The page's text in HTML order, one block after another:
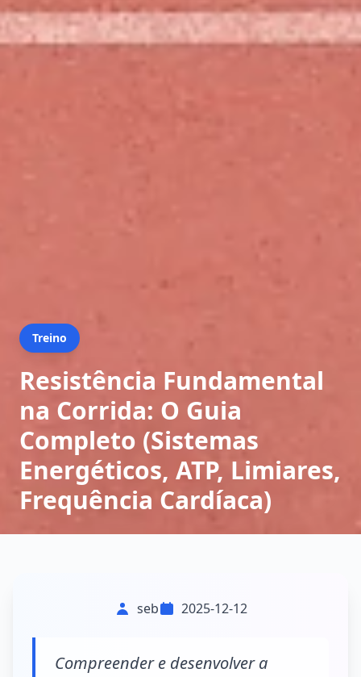
Treino
Resistência Fundamental
na Corrida: O Guia
Completo (Sistemas
Energéticos, ATP, Limiares,
Frequência Cardíaca)
seb 2025-12-12
Compreender e desenvolver a